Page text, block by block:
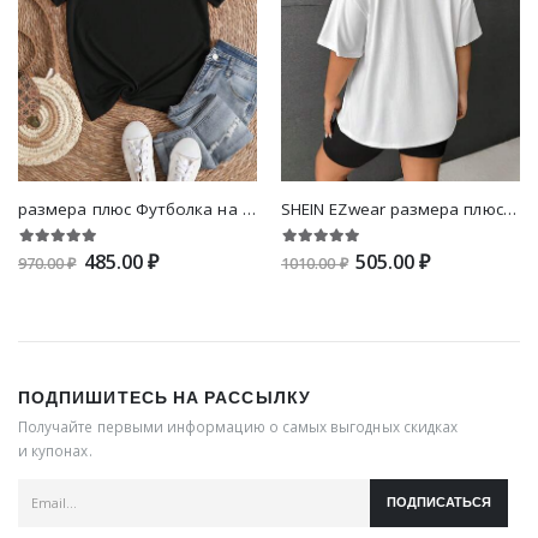
размера плюс Футболка на хэллоуин тыква и с текстовым принтом
970.00 ₽ 485.00 ₽
SHEIN EZwear размера плюс Футболка с текстовым принтом
1010.00 ₽ 505.00 ₽
ПОДПИШИТЕСЬ НА РАССЫЛКУ
Получайте первыми информацию о самых выгодных скидках
и купонах.
ПОДПИСАТЬСЯ